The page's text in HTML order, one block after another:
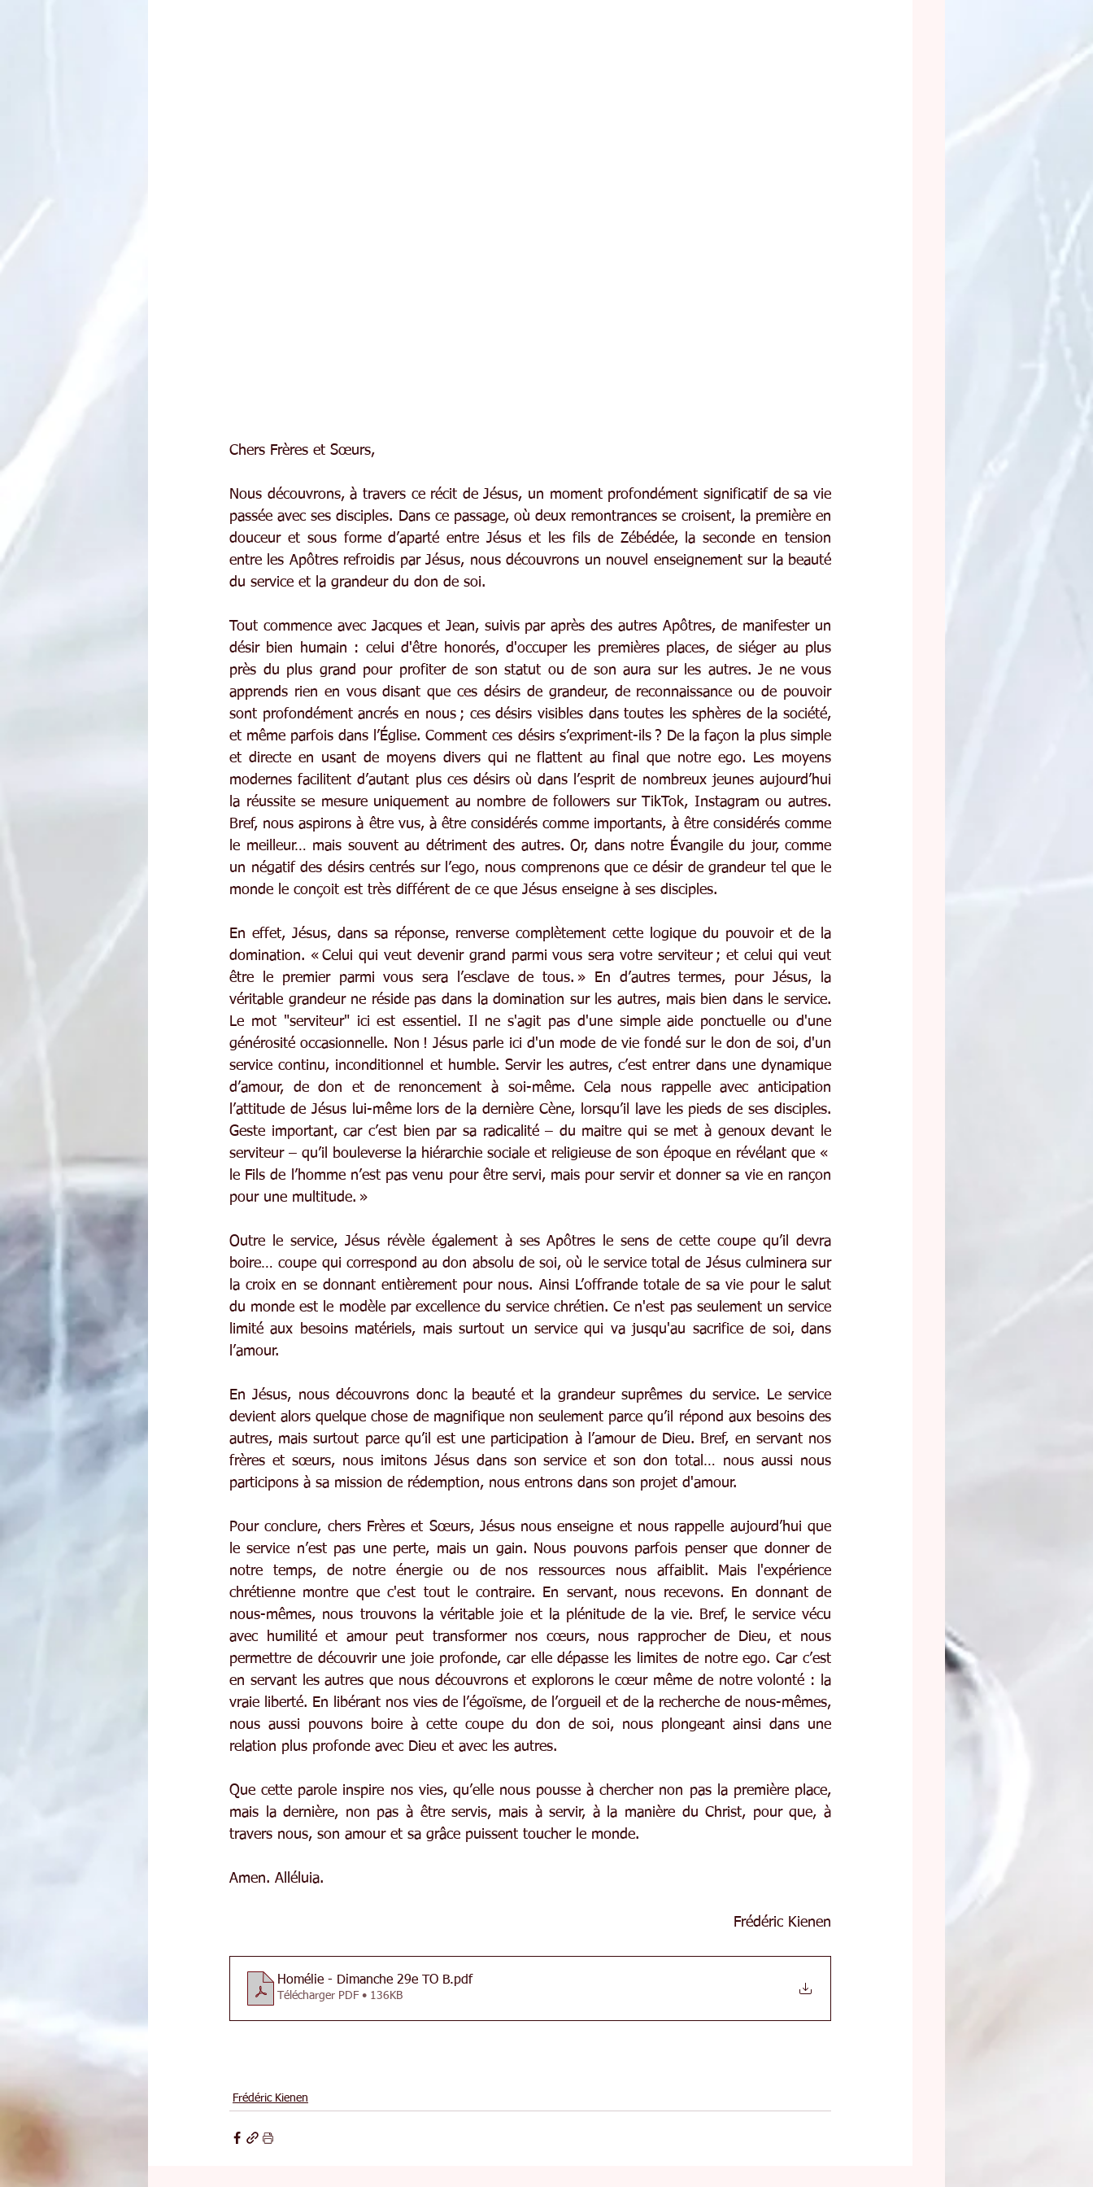
Chers Frères et Sœurs,
Nous découvrons, à travers ce récit de Jésus, un moment profondément significatif de sa vie
passée avec ses disciples. Dans ce passage, où deux remontrances se croisent, la première en
douceur et sous forme d’aparté entre Jésus et les fils de Zébédée, la seconde en tension
entre les Apôtres refroidis par Jésus, nous découvrons un nouvel enseignement sur la beauté
du service et la grandeur du don de soi.
Tout commence avec Jacques et Jean, suivis par après des autres Apôtres, de manifester un
désir bien humain : celui d'être honorés, d'occuper les premières places, de siéger au plus
près du plus grand pour profiter de son statut ou de son aura sur les autres. Je ne vous
apprends rien en vous disant que ces désirs de grandeur, de reconnaissance ou de pouvoir
sont profondément ancrés en nous ; ces désirs visibles dans toutes les sphères de la société,
et même parfois dans l’Église. Comment ces désirs s’expriment-ils ? De la façon la plus simple
et directe en usant de moyens divers qui ne flattent au final que notre ego. Les moyens
modernes facilitent d’autant plus ces désirs où dans l’esprit de nombreux jeunes aujourd’hui
la réussite se mesure uniquement au nombre de followers sur TikTok, Instagram ou autres.
Bref, nous aspirons à être vus, à être considérés comme importants, à être considérés comme
le meilleur… mais souvent au détriment des autres. Or, dans notre Évangile du jour, comme
un négatif des désirs centrés sur l’ego, nous comprenons que ce désir de grandeur tel que le
monde le conçoit est très différent de ce que Jésus enseigne à ses disciples.
En effet, Jésus, dans sa réponse, renverse complètement cette logique du pouvoir et de la
domination. « Celui qui veut devenir grand parmi vous sera votre serviteur ; et celui qui veut
être le premier parmi vous sera l’esclave de tous. » En d’autres termes, pour Jésus, la
véritable grandeur ne réside pas dans la domination sur les autres, mais bien dans le service.
Le mot "serviteur" ici est essentiel. Il ne s'agit pas d'une simple aide ponctuelle ou d'une
générosité occasionnelle. Non ! Jésus parle ici d'un mode de vie fondé sur le don de soi, d'un
service continu, inconditionnel et humble. Servir les autres, c’est entrer dans une dynamique
d’amour, de don et de renoncement à soi-même. Cela nous rappelle avec anticipation
l’attitude de Jésus lui-même lors de la dernière Cène, lorsqu’il lave les pieds de ses disciples.
Geste important, car c’est bien par sa radicalité – du maitre qui se met à genoux devant le
serviteur – qu’il bouleverse la hiérarchie sociale et religieuse de son époque en révélant que «
le Fils de l’homme n’est pas venu pour être servi, mais pour servir et donner sa vie en rançon
pour une multitude. »
Outre le service, Jésus révèle également à ses Apôtres le sens de cette coupe qu’il devra
boire… coupe qui correspond au don absolu de soi, où le service total de Jésus culminera sur
la croix en se donnant entièrement pour nous. Ainsi L’offrande totale de sa vie pour le salut
du monde est le modèle par excellence du service chrétien. Ce n'est pas seulement un service
limité aux besoins matériels, mais surtout un service qui va jusqu'au sacrifice de soi, dans
l’amour.
En Jésus, nous découvrons donc la beauté et la grandeur suprêmes du service. Le service
devient alors quelque chose de magnifique non seulement parce qu’il répond aux besoins des
autres, mais surtout parce qu’il est une participation à l’amour de Dieu. Bref, en servant nos
frères et sœurs, nous imitons Jésus dans son service et son don total… nous aussi nous
participons à sa mission de rédemption, nous entrons dans son projet d'amour.
Pour conclure, chers Frères et Sœurs, Jésus nous enseigne et nous rappelle aujourd’hui que
le service n’est pas une perte, mais un gain. Nous pouvons parfois penser que donner de
notre temps, de notre énergie ou de nos ressources nous affaiblit. Mais l'expérience
chrétienne montre que c'est tout le contraire. En servant, nous recevons. En donnant de
nous-mêmes, nous trouvons la véritable joie et la plénitude de la vie. Bref, le service vécu
avec humilité et amour peut transformer nos cœurs, nous rapprocher de Dieu, et nous
permettre de découvrir une joie profonde, car elle dépasse les limites de notre ego. Car c’est
en servant les autres que nous découvrons et explorons le cœur même de notre volonté : la
vraie liberté. En libérant nos vies de l’égoïsme, de l’orgueil et de la recherche de nous-mêmes,
nous aussi pouvons boire à cette coupe du don de soi, nous plongeant ainsi dans une
relation plus profonde avec Dieu et avec les autres.
Que cette parole inspire nos vies, qu’elle nous pousse à chercher non pas la première place,
mais la dernière, non pas à être servis, mais à servir, à la manière du Christ, pour que, à
travers nous, son amour et sa grâce puissent toucher le monde.
Amen. Alléluia.
Frédéric Kienen
Homélie - Dimanche 29e TO B.pdf
Télécharger PDF • 136KB
Frédéric Kienen